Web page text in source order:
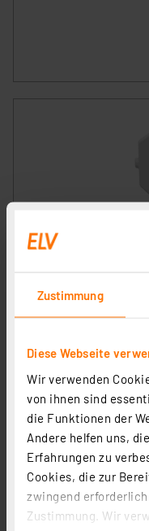
Zustimmung
Diese Webseite
Wir verwenden
von ihnen sind
die Funktionen der
Andere helfen uns,
Erfahrungen zu
Cookies, die zur
zwingend
Zustimmung. Wir
Homematic IP